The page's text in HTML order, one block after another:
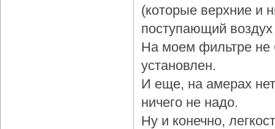
(которые верхние и
поступающий
На моем фильтре не
установлен.
И еще, на амерах
ничего не надо.
Ну и конечно,